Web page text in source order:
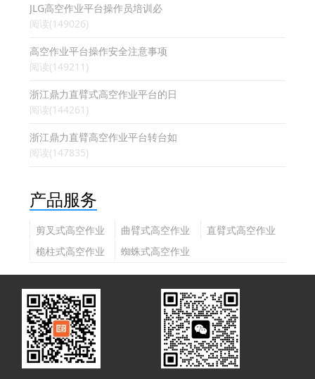
JLG高空作业平台操作员培训必
阅读(149026)
高空作业平台操作安全注意事项
阅读(149211)
浙江鼎力直臂式高空作业平台的日
阅读(144261)
浙江鼎力直臂高空作业平台转台如
阅读(147835)
产品服务
剪叉式高空作业
平台
曲臂式高空作业
平台
直臂式高空作业
桅柱式高空作业
蜘蛛式高空作业